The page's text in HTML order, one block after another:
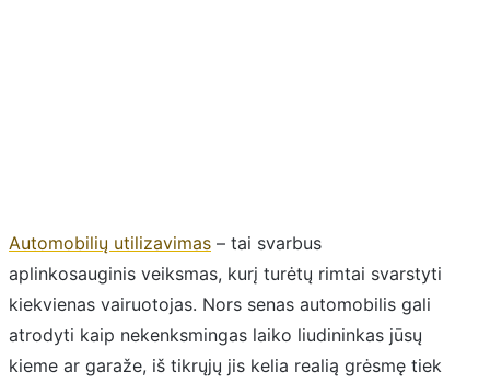
Automobilių utilizavimas – tai svarbus
aplinkosauginis veiksmas, kurį turėtų rimtai svarstyti
kiekvienas vairuotojas. Nors senas automobilis gali
atrodyti kaip nekenksmingas laiko liudininkas jūsų
kieme ar garaže, iš tikrųjų jis kelia realią grėsmę tiek